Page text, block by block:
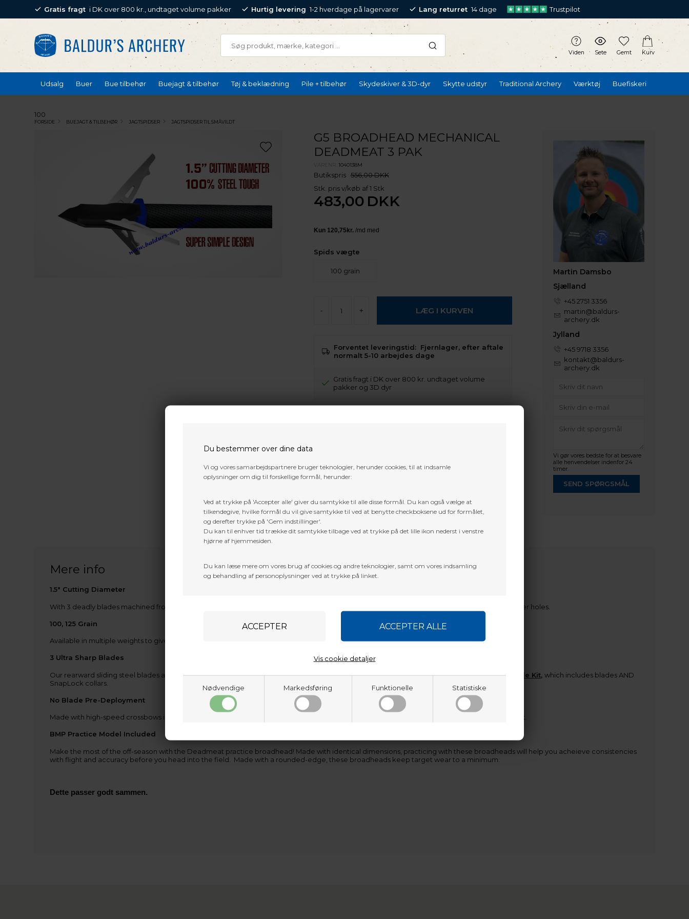
Du bestemmer over dine data
Vi og vores samarbejdspartnere bruger teknologier, herunder cookies, til at indsamle
oplysninger om dig til forskellige formål, herunder:
Ved at trykke på 'Accepter alle' giver du samtykke til alle disse formål. Du kan også vælge at
tilkendegive, hvilke formål du vil give samtykke til ved at benytte checkboksene ud for formålet,
og derefter trykke på 'Gem indstillinger'.
Du kan til enhver tid trække dit samtykke tilbage ved at trykke på det lille ikon nederst i venstre
hjørne af hjemmesiden.
Du kan læse mere om vores brug af cookies og andre teknologier, samt om vores indsamling
og behandling af personoplysninger ved at trykke på linket.
Nødvendige Markedsføring Funktionelle Statistiske
Vis cookie detaljer
Gratis fragt i DK over 800 kr., undtaget volume pakker Hurtig levering 1-2 hverdage på lagervarer Lang returret 14 dage Trustpilot
Viden Sete Gemt Kurv
Udsalg Buer Bue tilbehør Buejagt & tilbehør Tøj & beklædning Pile + tilbehør Skydeskiver & 3D-dyr Skytte udstyr Traditional Archery Værktøj Buefiskeri
100
FORSIDE BUEJAGT & TILBEHØR JAGTSPIDSER JAGTSPIDSER TIL SMÅVILDT
G5 BROADHEAD MECHANICAL
DEADMEAT 3 PAK
1040138M
Butikspris 556,00 DKK
Stk. pris v/køb af 1 Stk
483,00 DKK
Spids vægte
100 grain
- +
Forventet leveringstid: Fjernlager, efter aftale
normalt 5-10 arbejdes dage
Gratis fragt i DK over 800 kr. undtaget volume
pakker og 3D dyr
Martin Damsbo
Sjælland
+45 2751 3356
martin@baldurs-
archery.dk
Jylland
+45 9718 3356
kontakt@baldurs-
archery.dk
Vi gør vores bedste for at besvare
alle henvendelser indenfor 24
timer.
SEND SPØRGSMÅL
Mere info
1.5″ Cutting Diameter
With 3 deadly blades machined from solid steel, our 1.5″ cutting diameter offers unmatched precision and penetrating power for bigger, deadlier holes.
100, 125 Grain
Available in multiple weights to give you the optimal shot specific to your needs.
3 Ultra Sharp Blades
Our rearward sliding steel blades are designed for better cutting on impact. All blades and collars are replaceable with ourReplacement Blade Kit,which includes blades AND
SnapLock collars.
No Blade Pre-Deployment
Made with high-speed crossbows in mind, the SnapLock™ collar locks blades in place during flight, yet quickly releases the blades upon impact.
BMP Practice Model Included
Make the most of the off-season with the Deadmeat practice broadhead! Made with identical dimensions, practicing with these broadheads will help you acheieve consistencies
with flight and accuracy before you head into the field. Made with a rounded-edge, these broadheads keep target wear to a minimum.
Dette passer godt sammen.